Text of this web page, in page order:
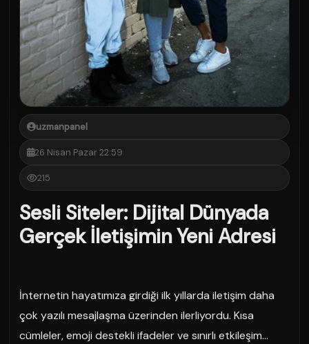
uzmanpanel
26 Nisan Pazar 22:59
215
Sesli Siteler: Dijital Dünyada
Gerçek İletişimin Yeni Adresi
İnternetin hayatımıza girdiği ilk yıllarda iletişim daha
çok yazılı mesajlaşma üzerinden ilerliyordu. Kısa
cümleler, emoji destekli ifadeler ve sınırlı etkileşim…